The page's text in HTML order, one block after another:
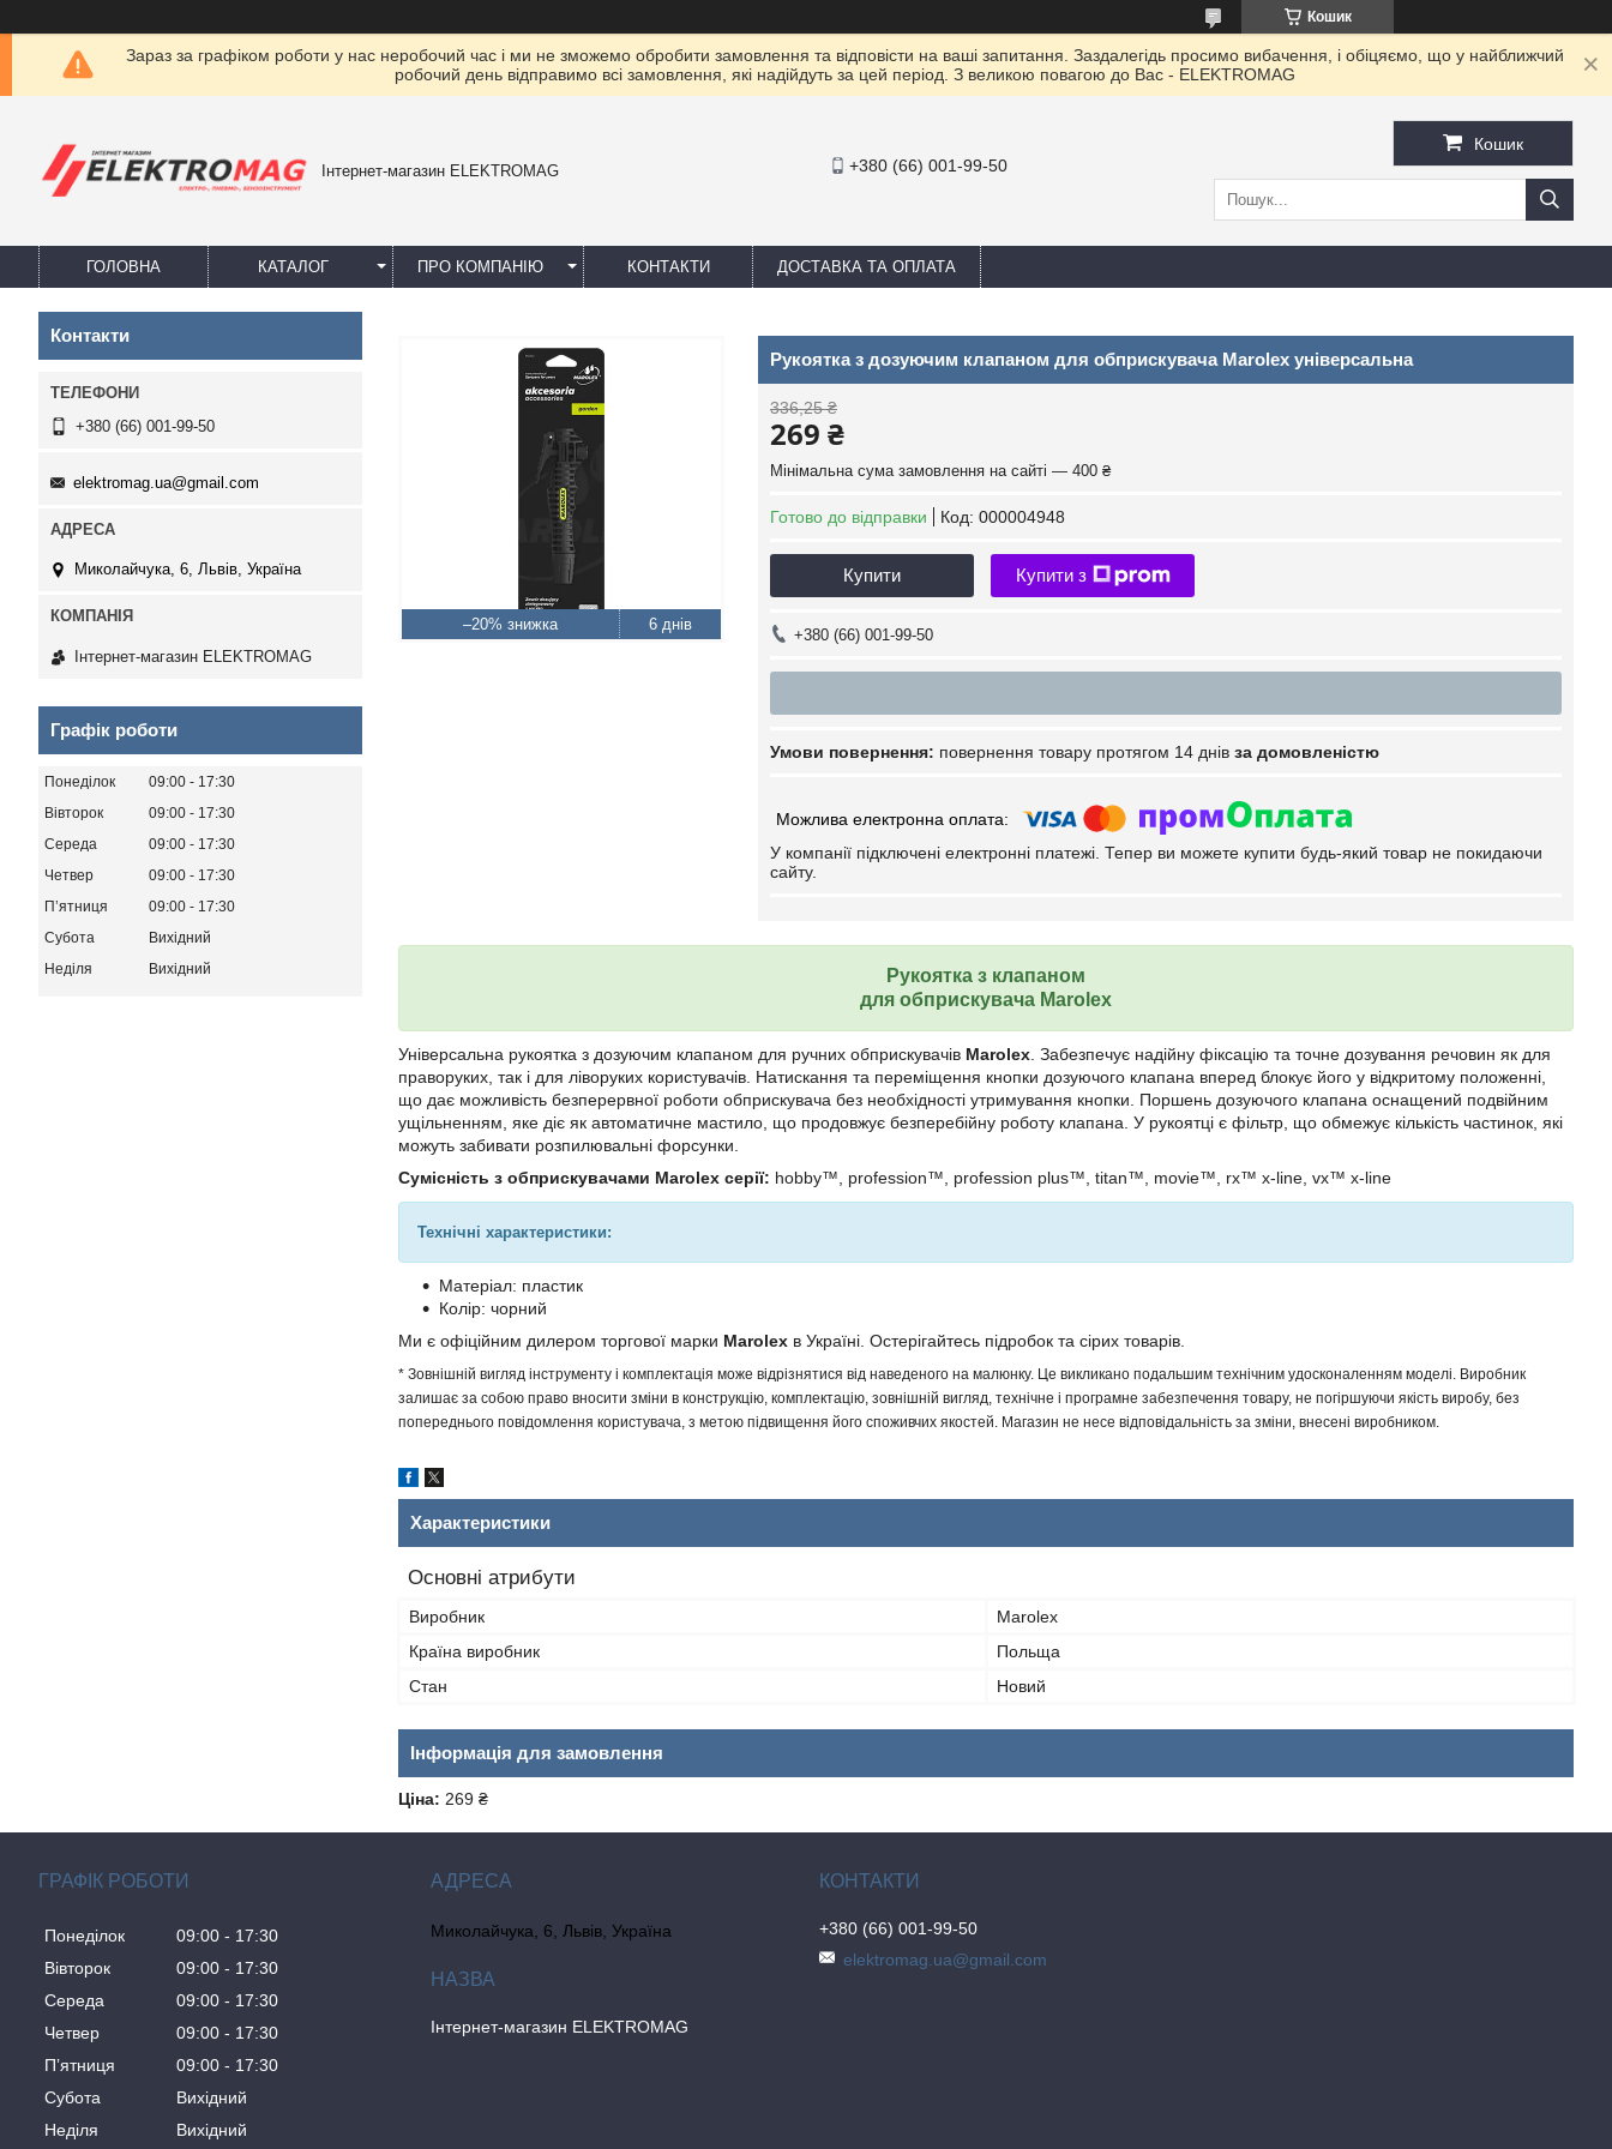
Кошик
Зараз за графіком роботи у нас неробочий час і ми не зможемо обробити замовлення та відповісти на ваші запитання. Заздалегідь просимо вибачення, і обіцяємо, що у найближчий
робочий день відправимо всі замовлення, які надійдуть за цей період. З великою повагою до Ваc - ELEKTROMAG
Інтернет-магазин ELEKTROMAG +380 (66) 001-99-50
Кошик
ГОЛОВНА КАТАЛОГ ПРО КОМПАНІЮ КОНТАКТИ ДОСТАВКА ТА ОПЛАТА
–20% 6 днів
Рукоятка з дозуючим клапаном для обприскувача Marolex універсальна
336,25 ₴
269 ₴
Мінімальна сума замовлення на сайті — 400 ₴
Готово до відправки Код: 000004948
Купити Купити з
+380 (66) 001-99-50
повернення товару протягом 14 днів за домовленістю
У компанії підключені електронні платежі. Тепер ви можете купити будь-який товар не покидаючи
сайту.
Рукоятка з клапаном
для обприскувача Marolex
Універсальна рукоятка з дозуючим клапаном для ручних обприскувачів Marolex . Забезпечує надійну фіксацію та точне дозування речовин як для
праворуких, так і для ліворуких користувачів. Натискання та переміщення кнопки дозуючого клапана вперед блокує його у відкритому положенні,
що дає можливість безперервної роботи обприскувача без необхідності утримування кнопки. Поршень дозуючого клапана оснащений подвійним
ущільненням, яке діє як автоматичне мастило, що продовжує безперебійну роботу клапана. У рукоятці є фільтр, що обмежує кількість частинок, які
можуть забивати розпилювальні форсунки.
Сумісність з обприскувачами Marolex серії: hobby™, profession™, profession plus™, titan™, movie™, rx™ x-line, vx™ x-line
Технічні характеристики:
Матеріал: пластик
Колір: чорний
Ми є офіційним дилером торгової марки Marolex в Україні. Остерігайтесь підробок та сірих товарів.
* Зовнішній вигляд інструменту і комплектація може відрізнятися від наведеного на малюнку. Це викликано подальшим технічним удосконаленням моделі. Виробник
залишає за собою право вносити зміни в конструкцію, комплектацію, зовнішній вигляд, технічне і програмне забезпечення товару, не погіршуючи якість виробу, без
попереднього повідомлення користувача, з метою підвищення його споживчих якостей. Магазин не несе відповідальність за зміни, внесені виробником.
Характеристики
Основні атрибути
Виробник
Marolex
Країна виробник
Польща
Стан
Новий
Інформація для замовлення
Ціна: 269 ₴
Контакти
+380 (66) 001-99-50
elektromag.ua@gmail.com
Миколайчука, 6, Львів, Україна
Інтернет-магазин ELEKTROMAG
Графік роботи
Понеділок 09:00
17:30
Вівторок
09:00
17:30
Середа
09:00
17:30
Четвер
09:00
17:30
Пʼятниця
09:00
17:30
Субота
Вихідний
Неділя
Вихідний
ГРАФІК РОБОТИ
Понеділок 09:00
17:30
Вівторок
09:00
17:30
Середа
09:00
17:30
Четвер
09:00
17:30
Пʼятниця
09:00
17:30
Субота
Вихідний
Неділя
Вихідний
Миколайчука, 6, Львів, Україна
Інтернет-магазин ELEKTROMAG
+380 (66) 001-99-50
elektromag.ua@gmail.com